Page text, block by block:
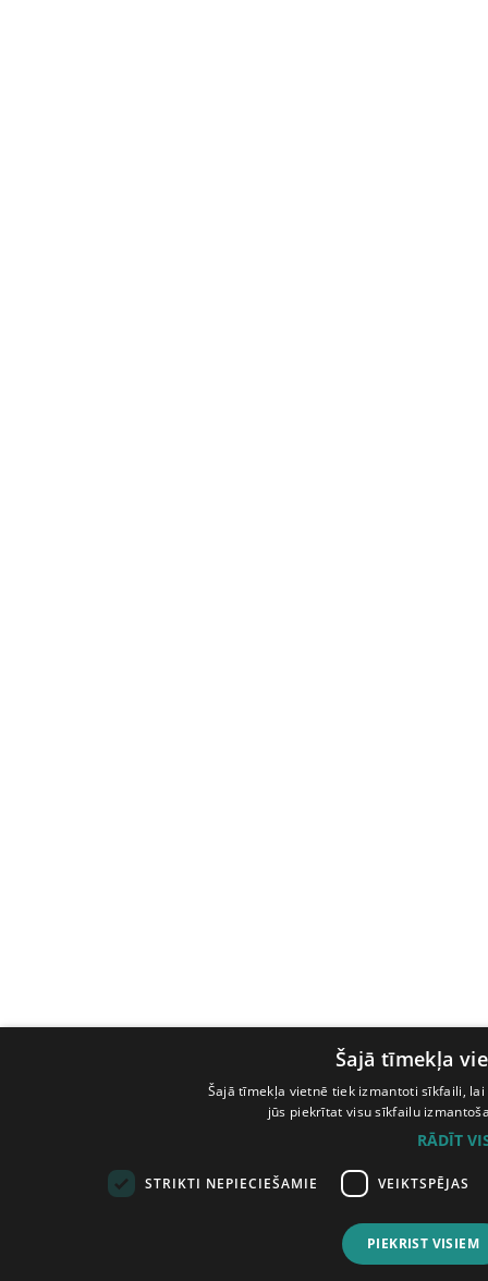
Šajā tīmekļa
Šajā tīmekļa vietnē tiek izmantoti sīkfaili,
jūs piekrītat visu sīkfailu
RĀDĪT
STRIKTI NEPIECIEŠAMIE VEIKTSPĒJAS
PIEKRIST VISIEM